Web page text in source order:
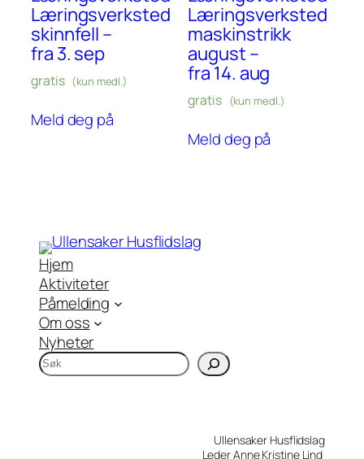
Læringsverksted
skinnfell–
fra 3. sep
gratis(kun medl.)
Meld deg på
Læringsverksted
maskinstrikk
august–
fra 14. aug
gratis(kun medl.)
Meld deg på
Hjem
Aktiviteter
Påmelding
Om oss
Nyheter
S
ø
Ullensaker Husflidslag
Leder Anne Kristine Lind